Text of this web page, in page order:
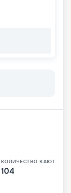
КОЛИЧЕСТВО КАЮТ
104